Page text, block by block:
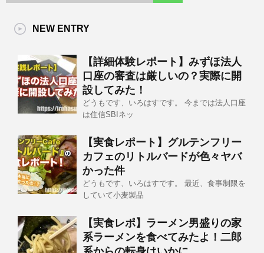
NEW ENTRY
【詳細体験レポート】みずほ法人
口座の審査は厳しいの？実際に開
設してみた！
どうもです、いろはすです。 今までは法人口座
は住信SBIネッ
【実食レポート】グルテンフリー
カフェのリトルバードが色々ヤバ
かった件
どうもです、いろはすです。 最近、食事制限を
していて小麦製品
【実食レポ】ラーメン男盛りの家
系ラーメンを食べてみたよ！二郎